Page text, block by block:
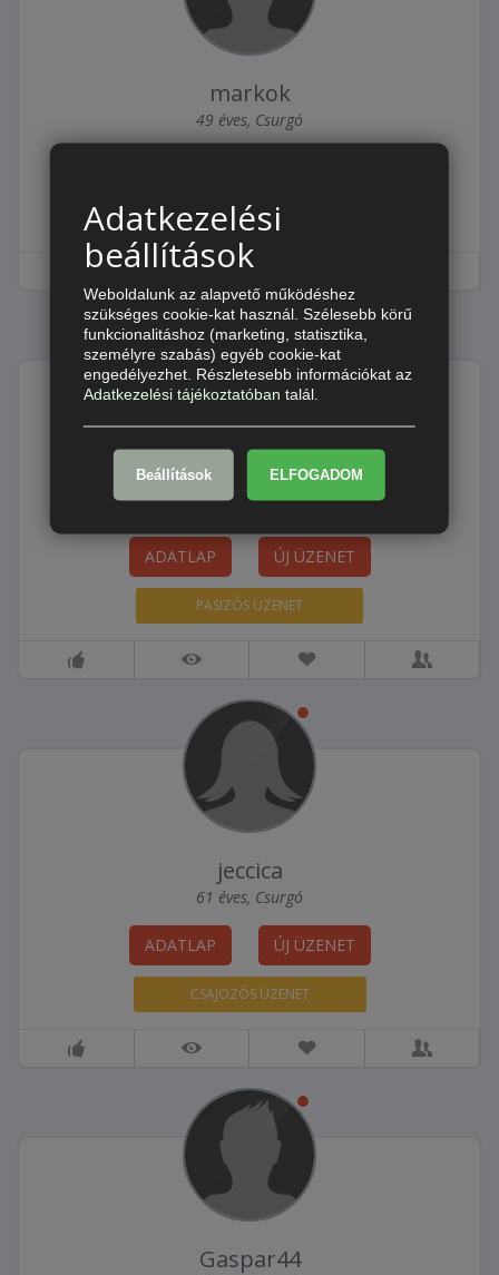
markok
49 éves, Csurgó
PASIZÓS ÜZENET
fefe75
51 éves, Csurgó
ADATLAP ÚJ ÜZENET
PASIZÓS ÜZENET
jeccica
61 éves, Csurgó
ADATLAP ÚJ ÜZENET
CSAJOZÓS ÜZENET
Gaspar44
Adatkezelési
beállítások
Weboldalunk az alapvető működéshez
szükséges cookie-kat használ. Szélesebb körű
funkcionalitáshoz (marketing, statisztika,
személyre szabás) egyéb cookie-kat
engedélyezhet. Részletesebb információkat az
Adatkezelési tájékoztatóban talál.
Beállítások ELFOGADOM